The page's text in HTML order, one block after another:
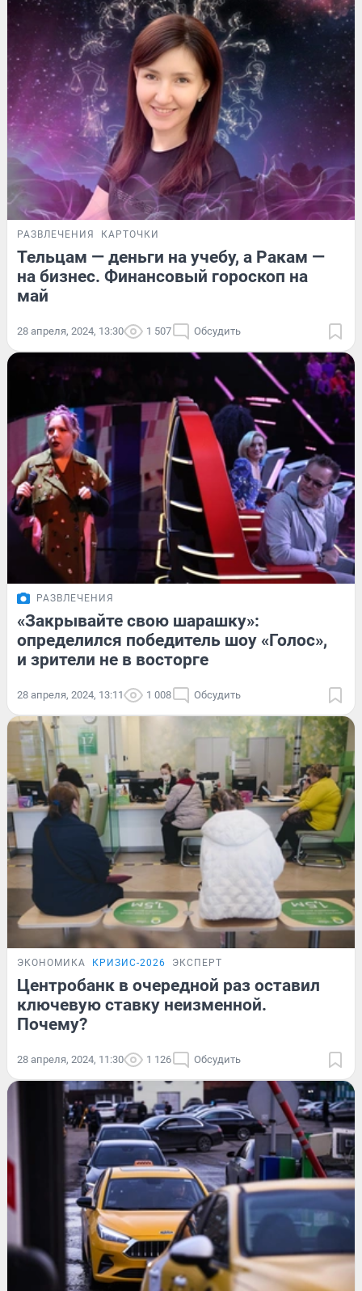
РАЗВЛЕЧЕНИЯ КАРТОЧКИ
Тельцам — деньги на учебу, а Ракам —
на бизнес. Финансовый гороскоп на
май
28 апреля, 2024, 13:30 1 507 Обсудить
РАЗВЛЕЧЕНИЯ
«Закрывайте свою шарашку»:
определился победитель шоу «Голос»,
и зрители не в восторге
28 апреля, 2024, 13:11 1 008 Обсудить
ЭКОНОМИКА КРИЗИС-2026 ЭКСПЕРТ
Центробанк в очередной раз оставил
ключевую ставку неизменной.
Почему?
28 апреля, 2024, 11:30 1 126 Обсудить